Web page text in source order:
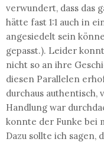
verwundert, dass das
hätte fast 1:1 auch in
angesiedelt sein
gepasst.). Leider
nicht so an ihre
diesen Parallelen
durchaus authentisch,
Handlung war
konnte der Funke bei
Dazu sollte ich sagen,